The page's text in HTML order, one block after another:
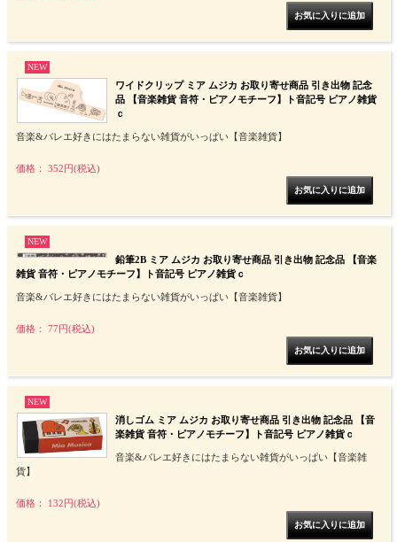
NEW
ワイドクリップ ミア ムジカ お取り寄せ商品 引き出物 記念
品 【音楽雑貨 音符・ピアノモチーフ】ト音記号 ピアノ雑貨
ｃ
音楽&バレエ好きにはたまらない雑貨がいっぱい【音楽雑貨】
価格： 352円(税込)
NEW
鉛筆2B ミア ムジカ お取り寄せ商品 引き出物 記念品 【音楽
雑貨 音符・ピアノモチーフ】ト音記号 ピアノ雑貨ｃ
音楽&バレエ好きにはたまらない雑貨がいっぱい【音楽雑貨】
価格： 77円(税込)
NEW
消しゴム ミア ムジカ お取り寄せ商品 引き出物 記念品 【音
楽雑貨 音符・ピアノモチーフ】ト音記号 ピアノ雑貨ｃ
音楽&バレエ好きにはたまらない雑貨がいっぱい【音楽雑
貨】
価格： 132円(税込)